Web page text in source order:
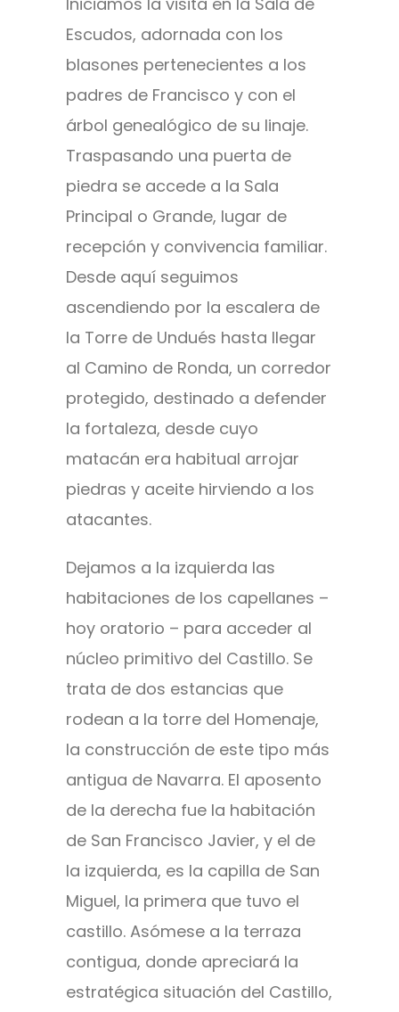
Escudos, adornada con los
blasones pertenecientes a los
padres de Francisco y con el
árbol genealógico de su linaje.
Traspasando una puerta de
piedra se accede a la Sala
Principal o Grande, lugar de
recepción y convivencia familiar.
Desde aquí seguimos
ascendiendo por la escalera de
la Torre de Undués hasta llegar
al Camino de Ronda, un corredor
protegido, destinado a defender
la fortaleza, desde cuyo
matacán era habitual arrojar
piedras y aceite hirviendo a los
atacantes.
Dejamos a la izquierda las
habitaciones de los capellanes –
hoy oratorio – para acceder al
núcleo primitivo del Castillo. Se
trata de dos estancias que
rodean a la torre del Homenaje,
la construcción de este tipo más
antigua de Navarra. El aposento
de la derecha fue la habitación
de San Francisco Javier, y el de
la izquierda, es la capilla de San
Miguel, la primera que tuvo el
castillo. Asómese a la terraza
contigua, donde apreciará la
estratégica situación del Castillo,